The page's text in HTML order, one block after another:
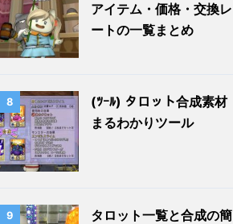
アイテム・価格・交換レ
ートの一覧まとめ
8
(ﾂｰﾙ) タロット合成素材
まるわかりツール
9 タロット一覧と合成の簡